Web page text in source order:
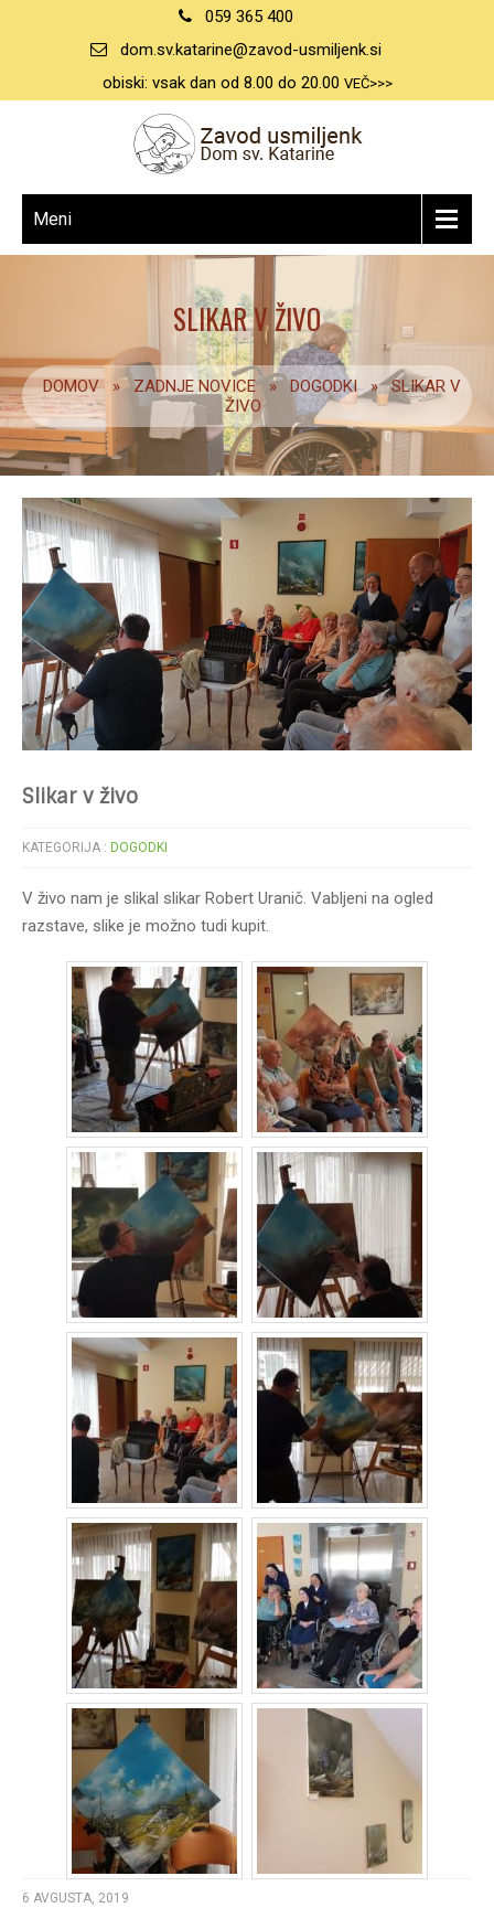
059 365 400
dom.sv.katarine@zavod-usmiljenk.si
obiski: vsak dan od 8.00 do 20.00 VEČ>>>
Meni
SLIKAR V ŽIVO
DOMOV » ZADNJE NOVICE » DOGODKI » SLIKAR V
ŽIVO
Slikar v živo
KATEGORIJA : DOGODKI
V živo nam je slikal slikar Robert Uranič. Vabljeni na ogled
razstave, slike je možno tudi kupit.
6 AVGUSTA, 2019